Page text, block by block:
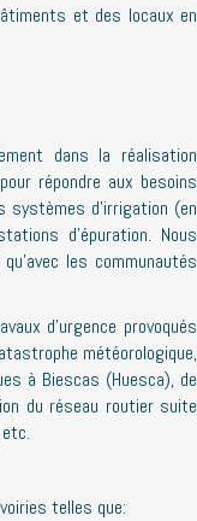
et des locaux en
dans la réalisation
répondre aux besoins
d’irrigation (en
d’épuration. Nous
les communautés
d’urgence provoqués
météorologique,
à Biescas (Huesca), de
du réseau routier suite
telles que: